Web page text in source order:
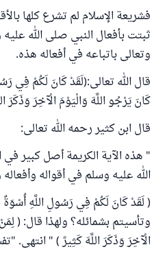
فشريعة الإسلام لم تشرع كلها
ثبتت بأفعال النبي صلى الله
وتعالى باتباعه في أفعاله هذه.
قال الله تعالى:(لَقَدْ كَانَ لَكُمْ فِي
كَانَ يَرْجُو اللَّهَ وَالْيَوْمَ الْآخِرَ وَذَكَرَ
قال ابن كثير رحمه الله تعالى:
" هذه الآية الكريمة أصل كبير
الله عليه وسلم في أقواله
( لَقَدْ كَانَ لَكُمْ فِي رَسُولِ اللَّهِ
وتأسيتم بشمائله؟ ولهذا قال: (
الْآخِرَ وَذَكَرَ اللَّهَ كَثِيرً ) " انتهى. "تفسير